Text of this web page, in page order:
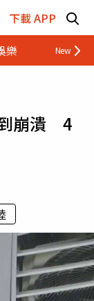
下載 APP
樂 財經
崩潰 4